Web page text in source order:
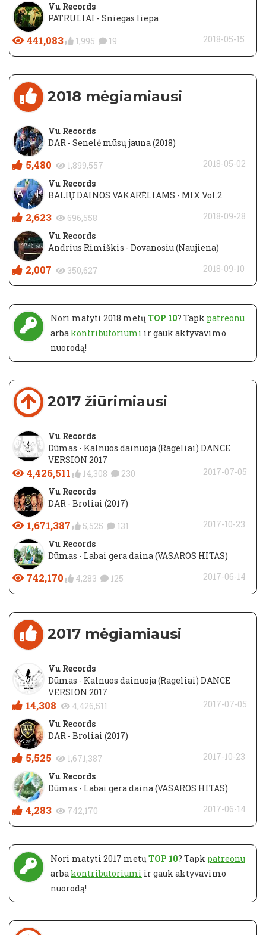
Vu Records
PATRULIAI - Sniegas liepa
441,083 1,995 19 2018-05-15
2018 mėgiamiausi
Vu Records
DAR - Senelė mūsų jauna (2018)
5,480 1,899,557
2018-05-02
Vu Records
BALIŲ DAINOS VAKARĖLIAMS - MIX Vol.2
2,623 696,558
2018-09-28
Vu Records
Andrius Rimiškis - Dovanosiu (Naujiena)
2,007 350,627 2018-09-10
Nori matyti 2018 metų TOP 10? Tapk patreonu
arba kontributoriumi ir gauk aktyvavimo
nuorodą!
2017 žiūrimiausi
Vu Records
Dūmas - Kalnuos dainuoja (Rageliai) DANCE
VERSION 2017
4,426,511 14,308 230
2017-07-05
Vu Records
DAR - Broliai (2017)
1,671,387 5,525 131
2017-10-23
Vu Records
Dūmas - Labai gera daina (VASAROS HITAS)
742,170 4,283 125 2017-06-14
2017 mėgiamiausi
Vu Records
Dūmas - Kalnuos dainuoja (Rageliai) DANCE
VERSION 2017
14,308 4,426,511
2017-07-05
Vu Records
DAR - Broliai (2017)
5,525 1,671,387
2017-10-23
Vu Records
Dūmas - Labai gera daina (VASAROS HITAS)
4,283 742,170 2017-06-14
Nori matyti 2017 metų TOP 10? Tapk patreonu
arba kontributoriumi ir gauk aktyvavimo
nuorodą!